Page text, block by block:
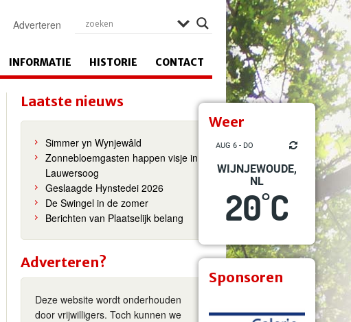
Weer
AUG 6 - DO
WIJNJEWOUDE,
NL
20°C
Sponsoren
Adverteren
INFORMATIE HISTORIE CONTACT
Laatste nieuws
Simmer yn Wynjewâld
Zonnebloemgasten happen visje in
Lauwersoog
Geslaagde Hynstedei 2026
De Swingel in de zomer
Berichten van Plaatselijk belang
Adverteren?
Deze website wordt onderhouden
door vrijwilligers. Toch kunnen we